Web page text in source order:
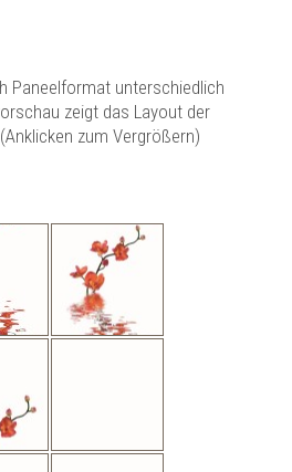
Paneelformat unterschiedlich
zeigt das Layout der
zum Vergrößern)